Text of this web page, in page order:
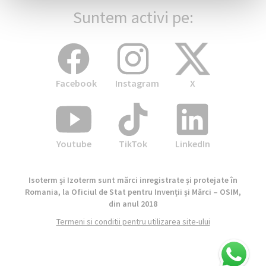
Suntem activi pe:
Facebook Instagram X
Youtube TikTok LinkedIn
Isoterm și Izoterm sunt mărci inregistrate și protejate în
Romania, la Oficiul de Stat pentru Invenții și Mărci – OSIM,
din anul 2018
Termeni si conditii pentru utilizarea site-ului